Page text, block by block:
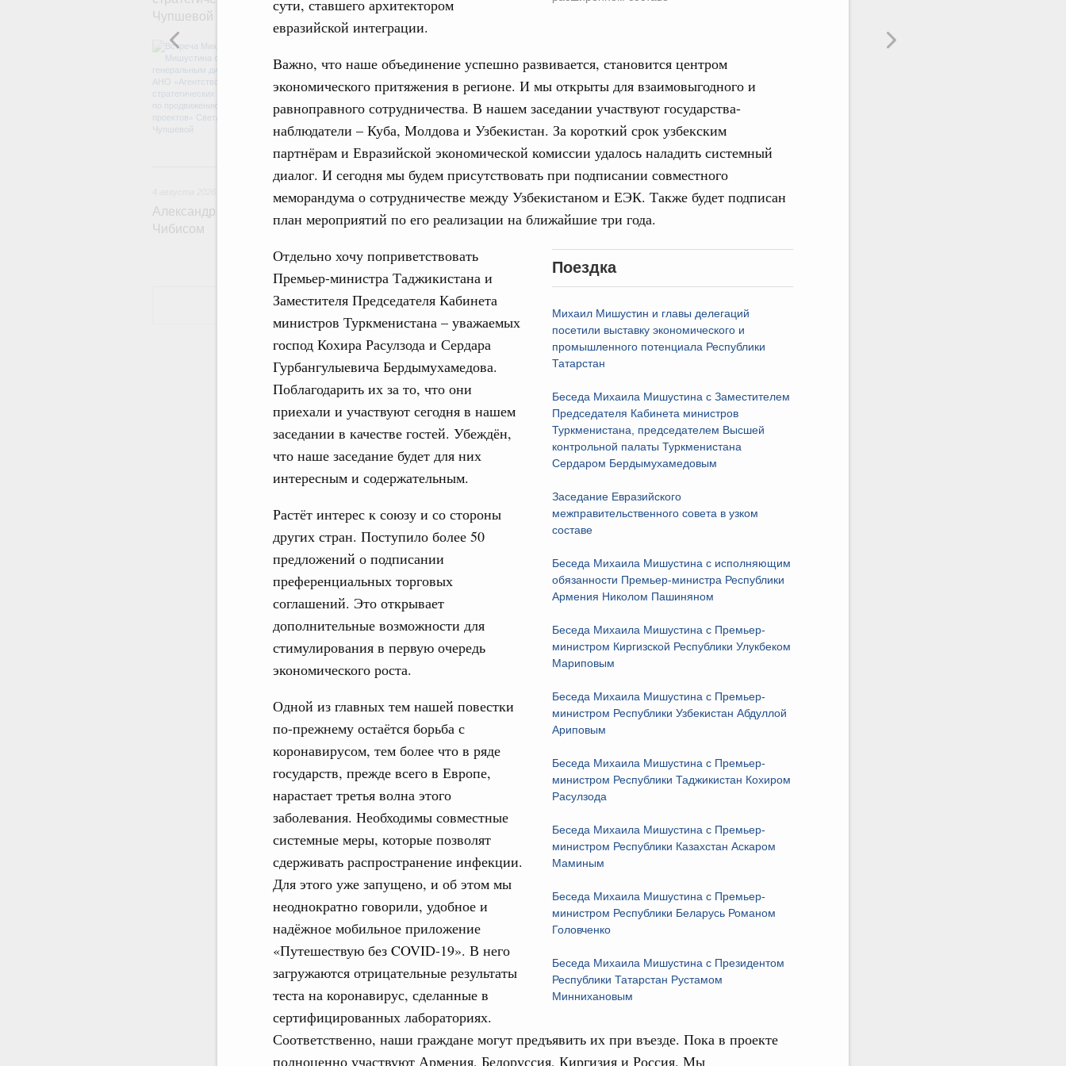
сути, ставшего архитектором
евразийской интеграции.
Важно, что наше объединение успешно развивается, становится центром
экономического притяжения в регионе. И мы открыты для взаимовыгодного и
равноправного сотрудничества. В нашем заседании участвуют государства-
наблюдатели – Куба, Молдова и Узбекистан. За короткий срок узбекским
партнёрам и Евразийской экономической комиссии удалось наладить системный
диалог. И сегодня мы будем присутствовать при подписании совместного
меморандума о сотрудничестве между Узбекистаном и ЕЭК. Также будет подписан
план мероприятий по его реализации на ближайшие три года.
Поездка
Михаил Мишустин и главы делегаций
посетили выставку экономического и
промышленного потенциала Республики
Татарстан
Беседа Михаила Мишустина с Заместителем
Председателя Кабинета министров
Туркменистана, председателем Высшей
контрольной палаты Туркменистана
Сердаром Бердымухамедовым
Заседание Евразийского
межправительственного совета в узком
составе
Беседа Михаила Мишустина с исполняющим
обязанности Премьер-министра Республики
Армения Николом Пашиняном
Беседа Михаила Мишустина с Премьер-
министром Киргизской Республики Улукбеком
Мариповым
Беседа Михаила Мишустина с Премьер-
министром Республики Узбекистан Абдуллой
Ариповым
Беседа Михаила Мишустина c Премьер-
министром Республики Таджикистан Кохиром
Расулзода
Беседа Михаила Мишустина с Премьер-
министром Республики Казахстан Аскаром
Маминым
Беседа Михаила Мишустина с Премьер-
министром Республики Беларусь Романом
Головченко
Беседа Михаила Мишустина с Президентом
Республики Татарстан Рустамом
Миннихановым
Отдельно хочу поприветствовать
Премьер-министра Таджикистана и
Заместителя Председателя Кабинета
министров Туркменистана – уважаемых
господ Кохира Расулзода и Сердара
Гурбангулыевича Бердымухамедова.
Поблагодарить их за то, что они
приехали и участвуют сегодня в нашем
заседании в качестве гостей. Убеждён,
что наше заседание будет для них
интересным и содержательным.
Растёт интерес к союзу и со стороны
других стран. Поступило более 50
предложений о подписании
преференциальных торговых
соглашений. Это открывает
дополнительные возможности для
стимулирования в первую очередь
экономического роста.
Одной из главных тем нашей повестки
по-прежнему остаётся борьба с
коронавирусом, тем более что в ряде
государств, прежде всего в Европе,
нарастает третья волна этого
заболевания. Необходимы совместные
системные меры, которые позволят
сдерживать распространение инфекции.
Для этого уже запущено, и об этом мы
неоднократно говорили, удобное и
надёжное мобильное приложение
«Путешествую без COVID-19». В него
загружаются отрицательные результаты
теста на коронавирус, сделанные в
сертифицированных лабораториях.
Соответственно, наши граждане могут предъявить их при въезде. Пока в проекте
полноценно участвуют Армения, Белоруссия, Киргизия и Россия. Мы
Чупшевой
достижения национальных целей развития, в том числе реализация
проектов по улучшению инвестиционного климата, разработка
программы стандарта общественного капитала, развитие креативной
экономики. Также речь шла о проектах в сферах демографии и
экологии. Отдельно обсуждались вопросы сотрудничества со странами
ЕАЭС.
4 августа, вторник
Александр Новак встретился с губернатором Мурманской области Андреем
Чибисом
1
Показать еще